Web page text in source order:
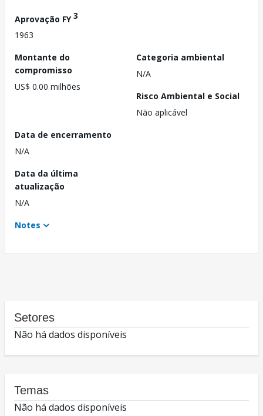
Aprovação FY3
1963
Montante do
compromisso
US$ 0.00 milhões
Categoria ambiental
N/A
Risco Ambiental e Social
Não aplicável
Data de encerramento
N/A
Data da última
atualização
N/A
Notes
Setores
Não há dados disponíveis
Temas
Não há dados disponíveis